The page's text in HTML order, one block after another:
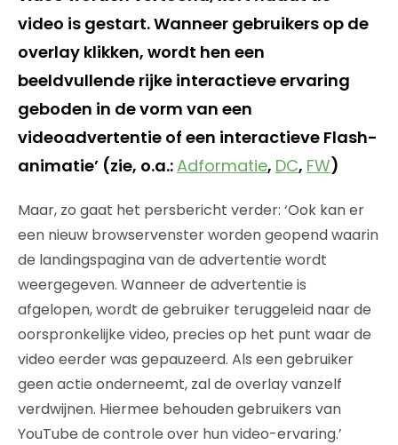
video is gestart. Wanneer gebruikers op de
overlay klikken, wordt hen een
beeldvullende rijke interactieve ervaring
geboden in de vorm van een
videoadvertentie of een interactieve Flash-
animatie’ (zie, o.a.:Adformatie, DC, FW)
Maar, zo gaat het persbericht verder: ‘Ook kan er
een nieuw browservenster worden geopend waarin
de landingspagina van de advertentie wordt
weergegeven. Wanneer de advertentie is
afgelopen, wordt de gebruiker teruggeleid naar de
oorspronkelijke video, precies op het punt waar de
video eerder was gepauzeerd. Als een gebruiker
geen actie onderneemt, zal de overlay vanzelf
verdwijnen. Hiermee behouden gebruikers van
YouTube de controle over hun video-ervaring.’